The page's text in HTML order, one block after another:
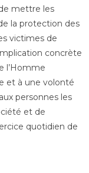
mettre les
la protection des
victimes de
concrète
l’Homme
et à une volonté
personnes les
et de
quotidien de